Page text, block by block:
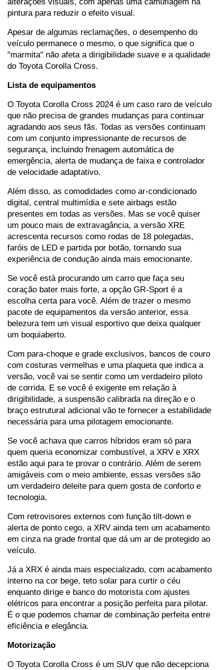
pintura para reduzir o efeito visual.
Apesar de algumas reclamações, o desempenho do
veículo permanece o mesmo, o que significa que o
"marmita" não afeta a dirigibilidade suave e a qualidade
do Toyota Corolla Cross.
Lista de equipamentos
O Toyota Corolla Cross 2024 é um caso raro de veículo
que não precisa de grandes mudanças para continuar
agradando aos seus fãs. Todas as versões continuam
com um conjunto impressionante de recursos de
segurança, incluindo frenagem automática de
emergência, alerta de mudança de faixa e controlador
de velocidade adaptativo.
Além disso, as comodidades como ar-condicionado
digital, central multimídia e sete airbags estão
presentes em todas as versões. Mas se você quiser
um pouco mais de extravagância, a versão XRE
acrescenta recursos como rodas de 18 polegadas,
faróis de LED e partida por botão, tornando sua
experiência de condução ainda mais emocionante.
Se você está procurando um carro que faça seu
coração bater mais forte, a opção GR-Sport é a
escolha certa para você. Além de trazer o mesmo
pacote de equipamentos da versão anterior, essa
belezura tem um visual esportivo que deixa qualquer
um boquiaberto.
Com para-choque e grade exclusivos, bancos de couro
com costuras vermelhas e uma plaqueta que indica a
versão, você vai se sentir como um verdadeiro piloto
de corrida. E se você é exigente em relação à
dirigibilidade, a suspensão calibrada na direção e o
braço estrutural adicional vão te fornecer a estabilidade
necessária para uma pilotagem emocionante.
Se você achava que carros híbridos eram só para
quem queria economizar combustível, a XRV e XRX
estão aqui para te provar o contrário. Além de serem
amigáveis ​​com o meio ambiente, essas versões são
um verdadeiro deleite para quem gosta de conforto e
tecnologia.
Com retrovisores externos com função tilt-down e
alerta de ponto cego, a XRV ainda tem um acabamento
em cinza na grade frontal que dá um ar de protegido ao
veículo.
Já a XRX é ainda mais especializado, com acabamento
interno na cor bege, teto solar para curtir o céu
enquanto dirige e banco do motorista com ajustes
elétricos para encontrar a posição perfeita para pilotar.
É o que podemos chamar de combinação perfeita entre
eficiência e elegância.
Motorização
O Toyota Corolla Cross é um SUV que não decepciona